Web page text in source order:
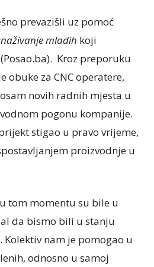
prevazišli uz pomoć
mladih koji
Kroz preporuku
obuke za CNC operatere,
novih radnih mjesta u
pogonu kompanije.
stigao u pravo vrijeme,
proizvodnje u
tom momentu su bile u
da bismo bili u stanju
nam je pomogao u
odnosno u samoj